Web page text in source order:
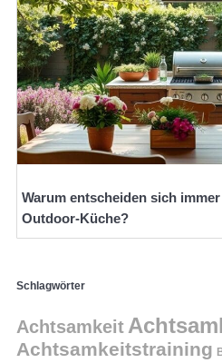
Warum entscheiden sich
Outdoor-Küche?
Schlagwörter
Achtsamkeit
Achtsamkeitstraining